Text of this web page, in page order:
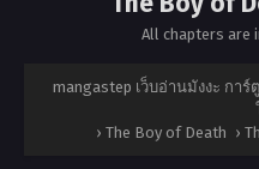
All chapters are
mangastep เว็บอ่านมังงะ ก
› The Boy of Death ›